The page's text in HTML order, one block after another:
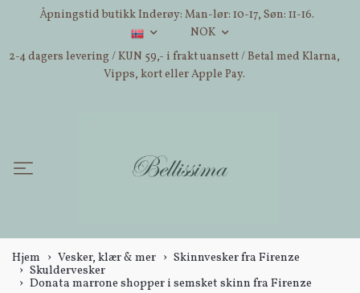
Åpningstid butikk Inderøy: Man-lør: 10-17, Søn: 11-16.
NOK
2-4 dagers levering / KUN 59,- i frakt uansett / Betal med Klarna,
Vipps, kort eller Apple Pay.
Hjem Vesker, klær & mer
Skinnvesker fra Firenze
Skuldervesker
Donata marrone shopper i semsket skinn fra Firenze